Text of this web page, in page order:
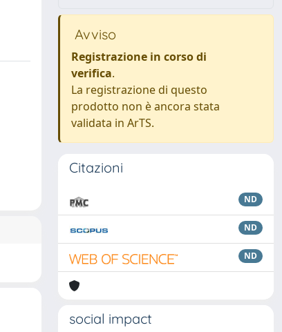
Avviso
Registrazione in corso di
verifica.
La registrazione di questo
prodotto non è ancora stata
validata in ArTS.
Citazioni
ND
ND
ND
social impact